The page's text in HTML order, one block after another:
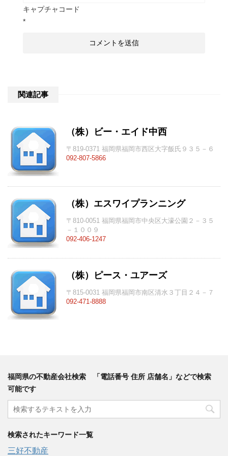
キャプチャコード
*
関連記事
（株）ビー・エイド中西
〒819-0371 福岡県福岡市西区大字飯氏９３５－６
092-807-5866
（株）エスワイプランニング
〒810-0051 福岡県福岡市中央区大濠公園２－３５
－１００９
092-406-1247
（株）ピース・ユアーズ
〒815-0031 福岡県福岡市南区清水３丁目２４－７
092-471-8888
福岡県の不動産会社検索 「電話番号 住所 店舗名」などで検索
可能です
検索されたキーワード一覧
三好不動産